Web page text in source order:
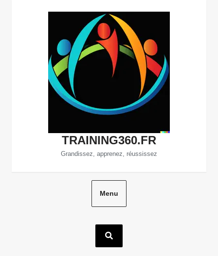
TRAINING360.FR
Grandissez, apprenez, réussissez
Menu